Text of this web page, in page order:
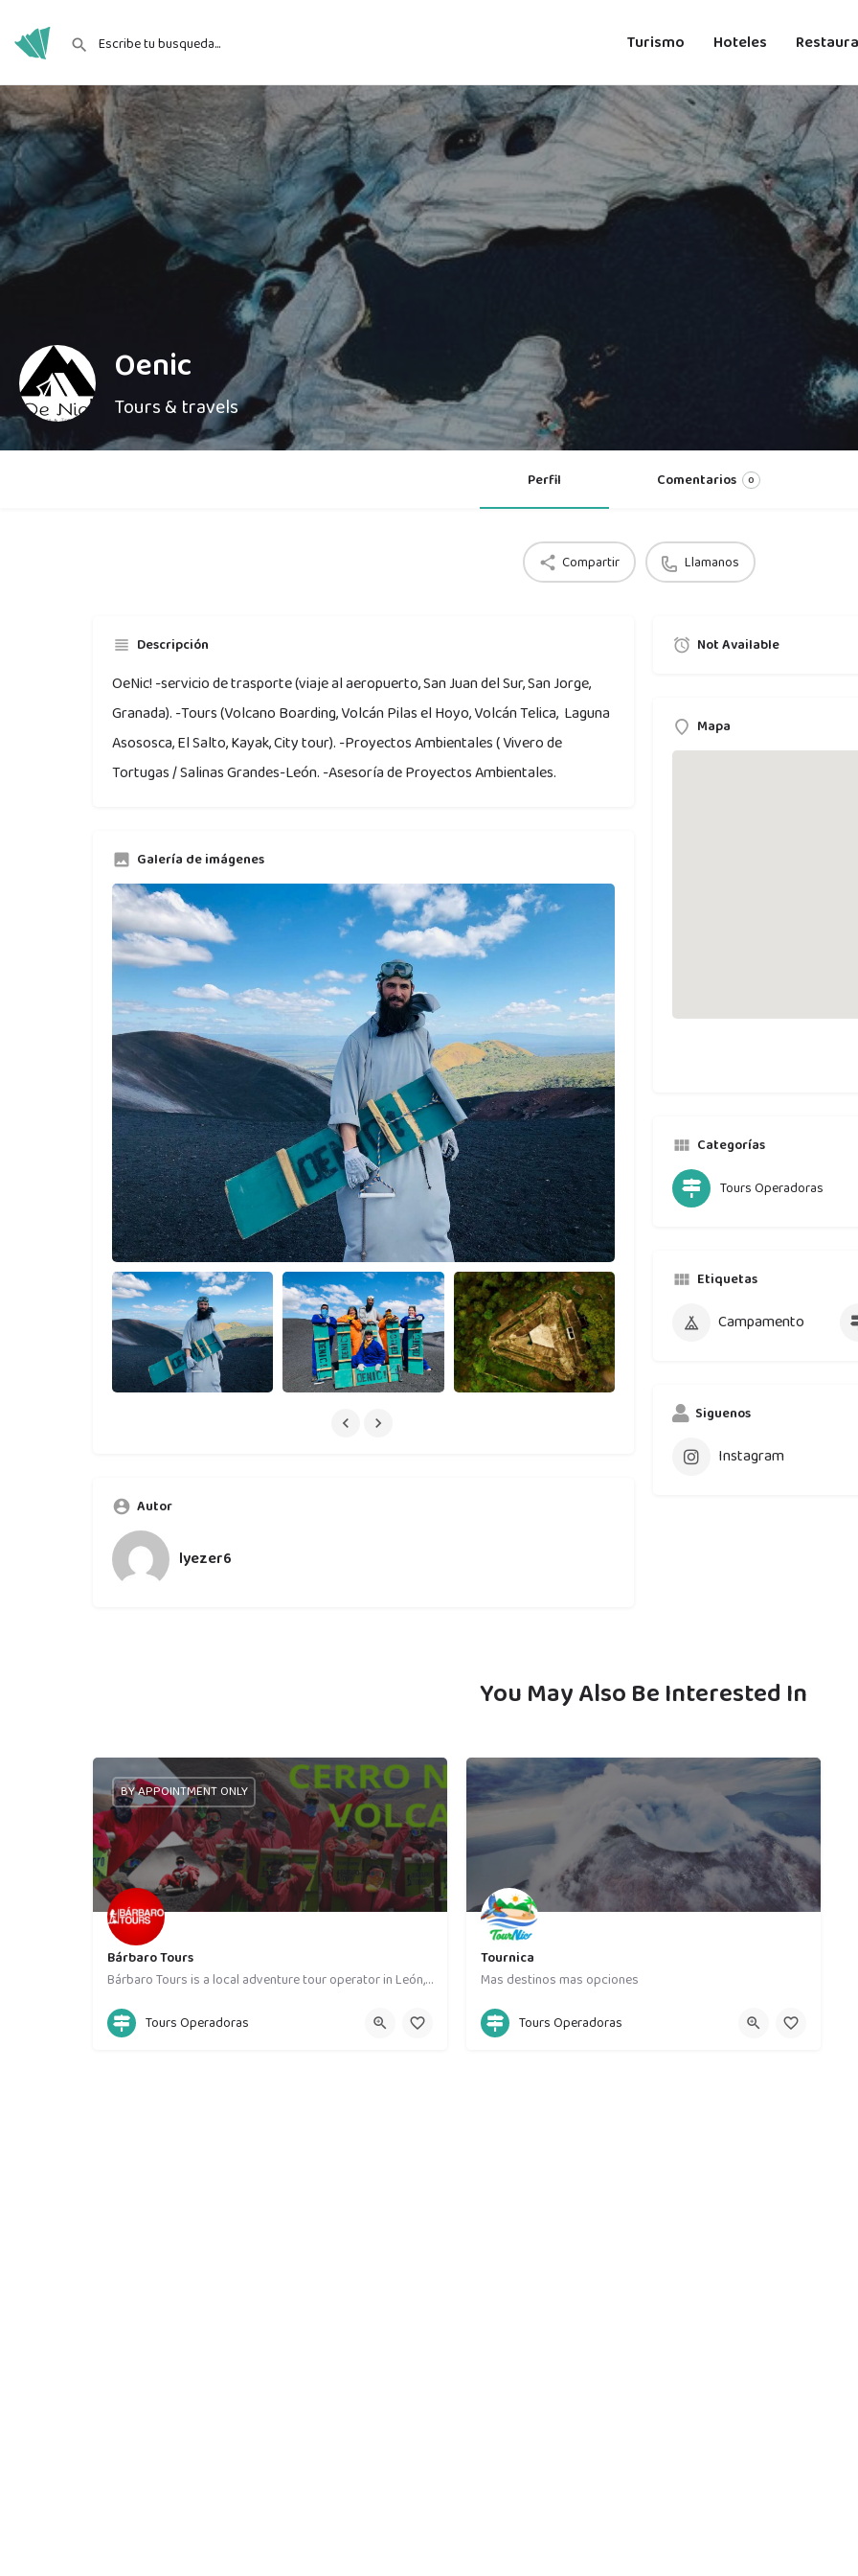
Turismo Hoteles
Oenic
Tours & travels
Perfil Comentarios 0
Compartir Llamanos
Descripción
OeNic! -servicio de trasporte (viaje al aeropuerto, San Juan del Sur, San Jorge,
Granada). -Tours (Volcano Boarding, Volcán Pilas el Hoyo, Volcán Telica, Laguna
Asososca, El Salto, Kayak, City tour). -Proyectos Ambientales ( Vivero de
Tortugas / Salinas Grandes-León. -Asesoría de Proyectos Ambientales.
Not Available
Mapa
Galería de imágenes
Categorías
Tours Operadoras
Etiquetas
Campamento
Siguenos
Instagram
Autor
lyezer6
You May Also Be Interested In
Bárbaro Tours
Bárbaro Tours is a local adventure tour operator in León, Nicaragua, offering some of the best things to do…
+50587468393
Iglesia La Recolección 2 cuadras al norte y 20 metros al este
BY APPOINTMENT ONLY
Tours Operadoras
Tournica
Mas destinos mas opciones
86719676
Tours Operadoras